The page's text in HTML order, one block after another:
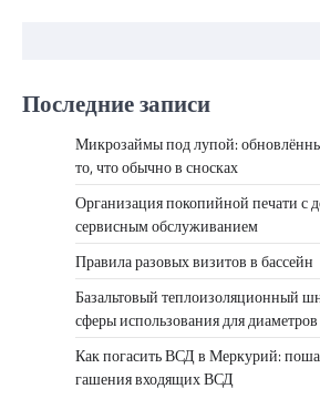
Последние записи
Микрозаймы под лупой:
то, что обычно в сносках
Организация покопийной печати с
сервисным обслуживанием
Правила разовых визитов в бассейн
Базальтовый теплоизоляционный
сферы использования для
Как погасить ВСД в Меркурий:
гашения входящих ВСД